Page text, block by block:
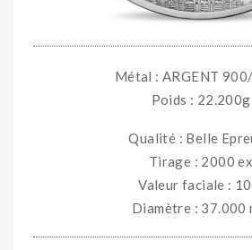
Métal : ARGENT
Poids : 22.200g
Qualité : Belle
Tirage : 2000 ex
Valeur faciale :
Diamètre : 37.000